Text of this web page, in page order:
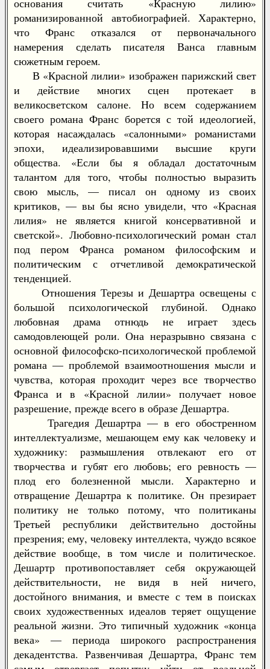
основания считать «Красную лилию»
романизированной автобиографией. Характерно,
что Франс отказался от первоначального
намерения сделать писателя Ванса главным
сюжетным героем.
В «Красной лилии» изображен парижский свет
и действие многих сцен протекает в
великосветском салоне. Но всем содержанием
своего романа Франс борется с той идеологией,
которая насаждалась «салонными» романистами
эпохи, идеализировавшими высшие круги
общества. «Если бы я обладал достаточным
талантом для того, чтобы полностью выразить
свою мысль, — писал он одному из своих
критиков, — вы бы ясно увидели, что «Красная
лилия» не является книгой консервативной и
светской». Любовно-психологический роман стал
под пером Франса романом философским и
политическим с отчетливой демократической
тенденцией.
Отношения Терезы и Дешартра освещены с
большой психологической глубиной. Однако
любовная драма отнюдь не играет здесь
самодовлеющей роли. Она неразрывно связана с
основной философско-психологической проблемой
романа — проблемой взаимоотношения мысли и
чувства, которая проходит через все творчество
Франса и в «Красной лилии» получает новое
разрешение, прежде всего в образе Дешартра.
Трагедия Дешартра — в его обостренном
интеллектуализме, мешающем ему как человеку и
художнику: размышления отвлекают его от
творчества и губят его любовь; его ревность —
плод его болезненной мысли. Характерно и
отвращение Дешартра к политике. Он презирает
политику не только потому, что политиканы
Третьей республики действительно достойны
презрения; ему, человеку интеллекта, чуждо всякое
действие вообще, в том числе и политическое.
Дешартр противопоставляет себя окружающей
действительности, не видя в ней ничего,
достойного внимания, и вместе с тем в поисках
своих художественных идеалов теряет ощущение
реальной жизни. Это типичный художник «конца
века» — периода широкого распространения
декадентства. Развенчивая Дешартра, Франс тем